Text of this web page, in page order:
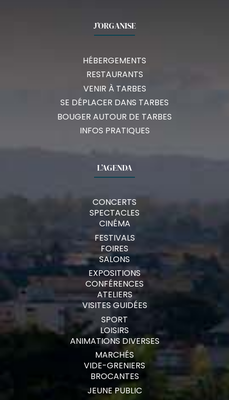
J’ORGANISE
HÉBERGEMENTS
RESTAURANTS
VENIR À TARBES
SE DÉPLACER DANS TARBES
BOUGER AUTOUR DE TARBES
INFOS PRATIQUES
L’AGENDA
CONCERTS
SPECTACLES
CINÉMA
FESTIVALS
FOIRES
SALONS
EXPOSITIONS
CONFÉRENCES
ATELIERS
VISITES GUIDÉES
SPORT
LOISIRS
ANIMATIONS DIVERSES
MARCHÉS
VIDE-GRENIERS
BROCANTES
JEUNE PUBLIC